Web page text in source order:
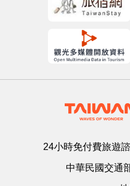
24小時免付費旅遊
中華民國交通